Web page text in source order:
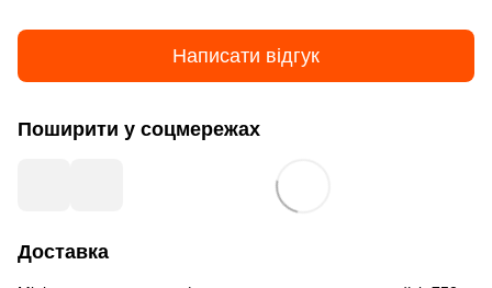
Написати відгук
Поширити у соцмережах
Доставка